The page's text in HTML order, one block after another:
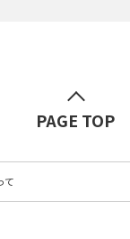
PAGE TOP
て